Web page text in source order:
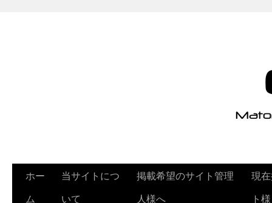
ホー
ム
当サイトにつ
いて
掲載希望のサイト管理
人様へ
現
ト様